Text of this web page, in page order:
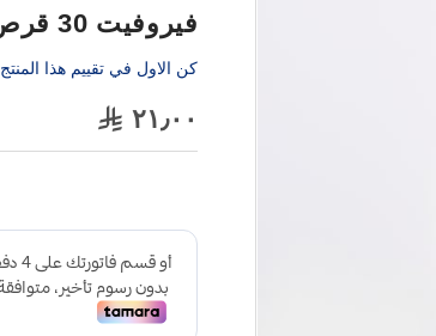
فيروفيت 30 قرص
كن الاول في تقييم هذا المنتج
٢١٫٠٠